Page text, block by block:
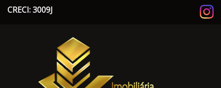
CRECI: 3009J